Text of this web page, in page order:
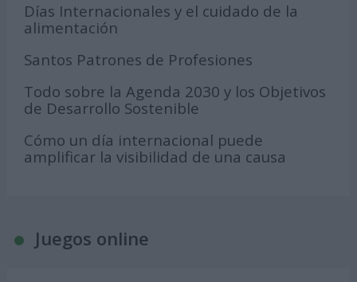
Días Internacionales y el cuidado de la
alimentación
Santos Patrones de Profesiones
Todo sobre la Agenda 2030 y los Objetivos
de Desarrollo Sostenible
Cómo un día internacional puede
amplificar la visibilidad de una causa
Juegos online